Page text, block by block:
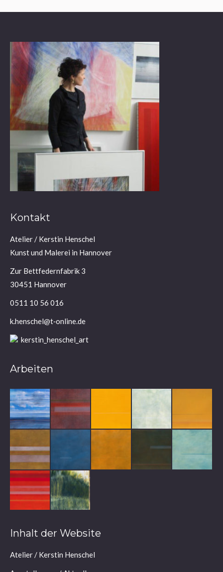
Kontakt
Ate­lier / Kers­tin Henschel
Kunst und Male­rei in Hannover
Zur Bett­fe­dern­fa­brik 3
30451 Hannover
0511 10 56 016
k.henschel@t‑online.de
kerstin_henschel_art
Arbeiten
Inhalt der Website
Atelier / Kerstin Henschel